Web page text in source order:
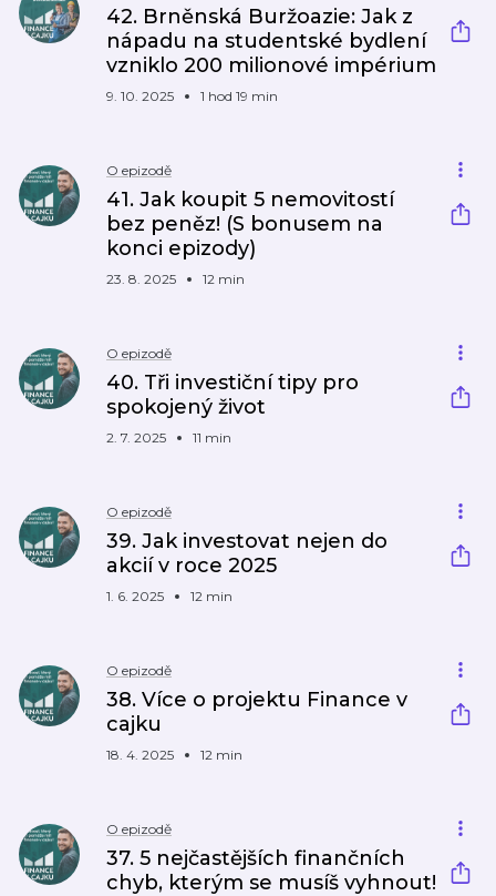
42. Brněnská Buržoazie: Jak z
nápadu na studentské bydlení
vzniklo 200 milionové impérium
9. 10. 2025 1 hod 19 min
O epizodě
41. Jak koupit 5 nemovitostí
bez peněz! (S bonusem na
konci epizody)
23. 8. 2025 12 min
O epizodě
40. Tři investiční tipy pro
spokojený život
2. 7. 2025 11 min
O epizodě
39. Jak investovat nejen do
akcií v roce 2025
1. 6. 2025 12 min
O epizodě
38. Více o projektu Finance v
cajku
18. 4. 2025 12 min
O epizodě
37. 5 nejčastějších finančních
chyb, kterým se musíš vyhnout!